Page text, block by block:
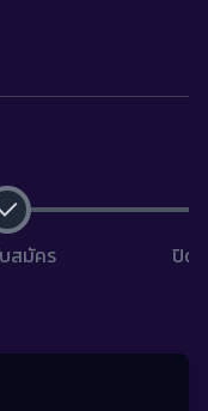
สมัคร ปิด